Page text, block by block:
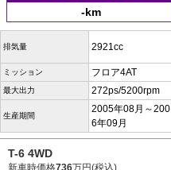
-km
排気量 2921cc
ミッション フロア4AT
最大出力 272ps/5200rpm
生産期間
2005年08月～200
6年09月
T-6 4WD